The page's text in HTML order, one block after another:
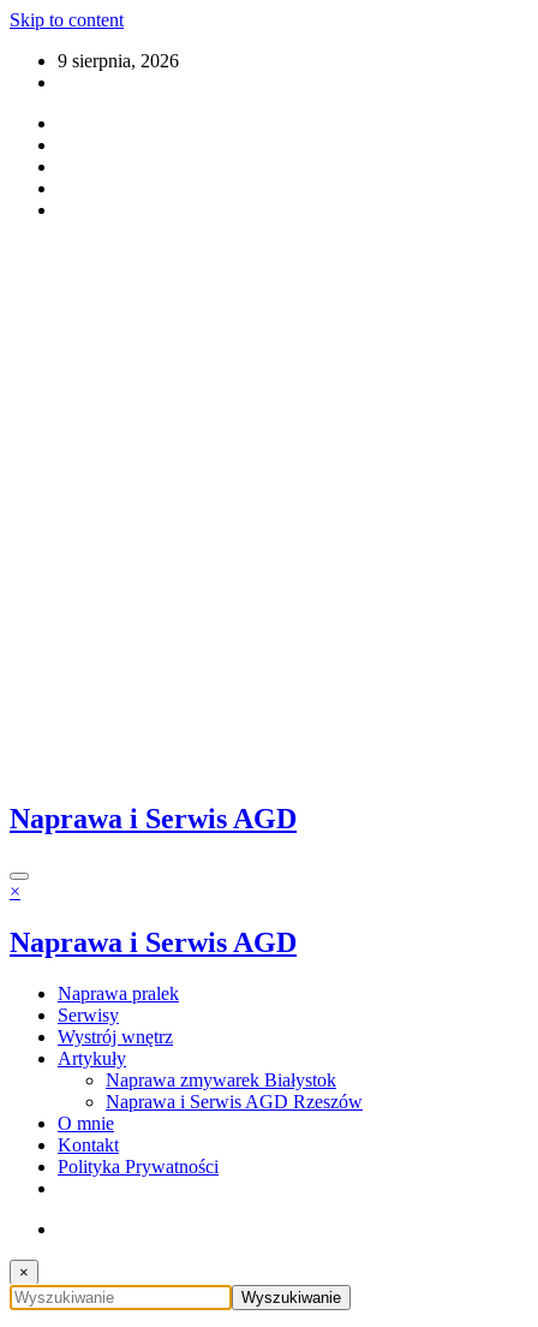
Skip to content
9 sierpnia, 2026
Naprawa i Serwis AGD
×
Naprawa i Serwis AGD
Naprawa pralek
Serwisy
Wystrój wnętrz
Artykuły
Naprawa zmywarek Białystok
Naprawa i Serwis AGD Rzeszów
O mnie
Kontakt
Polityka Prywatności
×